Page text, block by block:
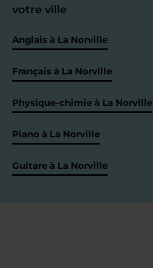
votre ville
Anglais à La Norville
Français à La Norville
Physique-chimie à La Norville
Piano à La Norville
Guitare à La Norville